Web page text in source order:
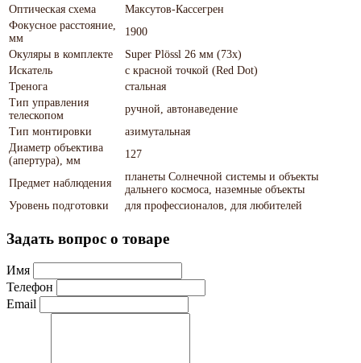
Оптическая схема
Максутов-Кассегрен
Фокусное расстояние,
мм
1900
Окуляры в комплекте
Super Plössl 26 мм (73х)
Искатель
с красной точкой (Red Dot)
Тренога
стальная
Тип управления
телескопом
ручной, автонаведение
Тип монтировки
азимутальная
Диаметр объектива
(апертура), мм
127
Предмет наблюдения
планеты Солнечной системы и объекты
дальнего космоса, наземные объекты
Уровень подготовки
для профессионалов, для любителей
Задать вопрос о товаре
Имя
Телефон
Email